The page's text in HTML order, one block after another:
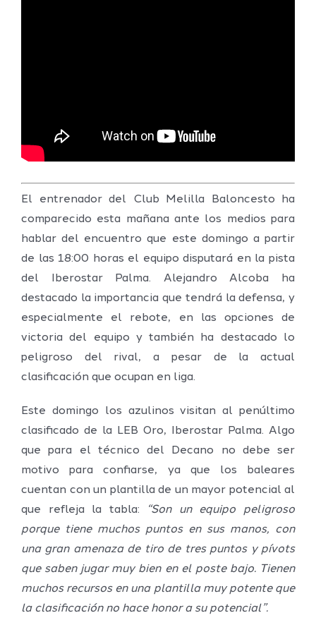
El entrenador del Club Melilla Baloncesto ha
comparecido esta mañana ante los medios para
hablar del encuentro que este domingo a partir
de las 18:00 horas el equipo disputará en la pista
del Iberostar Palma. Alejandro Alcoba ha
destacado la importancia que tendrá la defensa, y
especialmente el rebote, en las opciones de
victoria del equipo y también ha destacado lo
peligroso del rival, a pesar de la actual
clasificación que ocupan en liga.
Este domingo los azulinos visitan al penúltimo
clasificado de la LEB Oro, Iberostar Palma. Algo
que para el técnico del Decano no debe ser
motivo para confiarse, ya que los baleares
cuentan con un plantilla de un mayor potencial al
que refleja la tabla:
“Son un equipo peligroso
porque tiene muchos puntos en sus manos, con
una gran amenaza de tiro de tres puntos y pívots
que saben jugar muy bien en el poste bajo. Tienen
muchos recursos en una plantilla muy potente que
la clasificación no hace honor a su potencial”.